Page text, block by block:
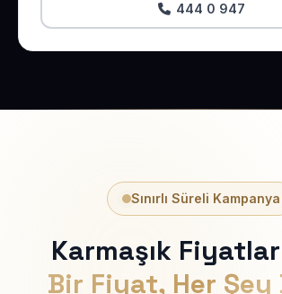
444 0 947
Sınırlı Süreli Kampanya
Karmaşık
Bir Fiyat, Her Şey